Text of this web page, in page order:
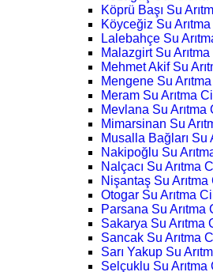
Köprü Başı Su
Köyceğiz Su Arıtma
Lalebahçe Su
Malazgirt Su Arıtma
Mehmet Akif Su
Mengene Su
Meram Su Arıtma
Mevlana Su Arıtma
Mimarsinan Su
Musalla Bağları Su
Nakipoğlu Su
Nalçacı Su Arıtma
Nişantaş Su Arıtma
Otogar Su Arıtma
Parsana Su Arıtma
Sakarya Su Arıtma
Sancak Su Arıtma
Sarı Yakup Su
Selçuklu Su Arıtma